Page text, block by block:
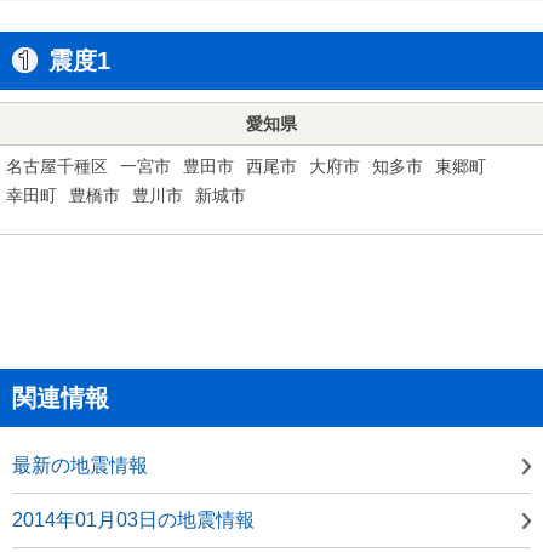
震度1
愛知県
名古屋千種区 一宮市 豊田市 西尾市 大府市 知多市
東郷町
幸田町
豊橋市 豊川市 新城市
関連情報
最新の地震情報
2014年01月03日の地震情報